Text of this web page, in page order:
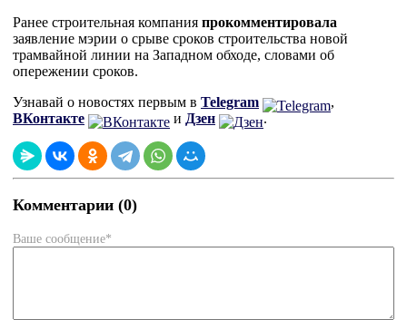
Ранее строительная компания прокомментировала
заявление мэрии о срыве сроков строительства новой
трамвайной линии на Западном обходе, словами об
опережении сроков.
Узнавай о новостях первым в Telegram
,
ВКонтакте
и Дзен .
Комментарии (0)
Ваше сообщение*